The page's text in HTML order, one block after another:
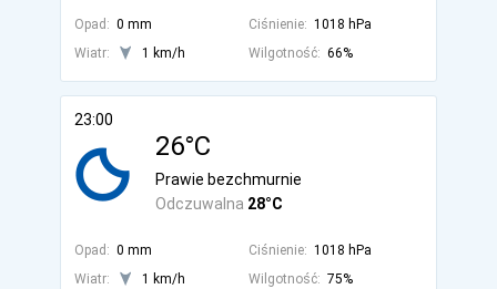
Opad: 0 mm Ciśnienie: 1018 hPa
Wiatr:
1 km/h Wilgotność: 66%
23:00
26°C
Odczuwalna 28°C
Prawie bezchmurnie
Opad: 0 mm Ciśnienie: 1018 hPa
Wiatr:
1 km/h Wilgotność: 75%